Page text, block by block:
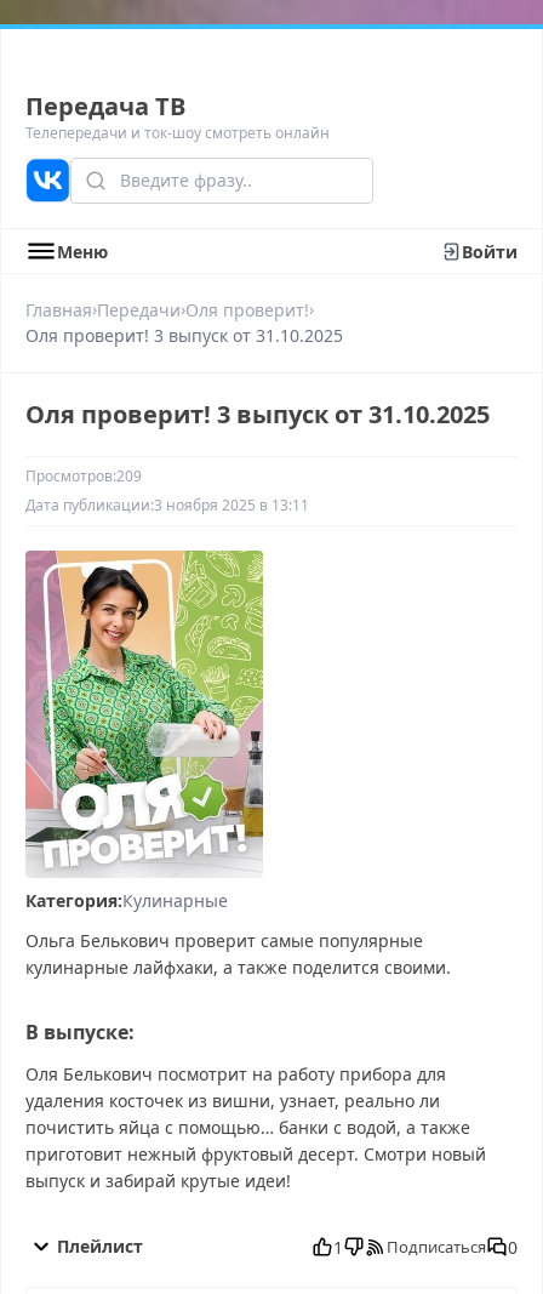
Передача ТВ
Телепередачи и ток-шоу смотреть онлайн
Меню Войти
Главная›Передачи›Оля проверит!›
Оля проверит! 3 выпуск от 31.10.2025
Оля проверит! 3 выпуск от 31.10.2025
Просмотров:209
Дата публикации:3 ноября 2025 в 13:11
Категория:Кулинарные
Ольга Белькович проверит самые популярные
кулинарные лайфхаки, а также поделится своими.
В выпуске:
Оля Белькович посмотрит на работу прибора для
удаления косточек из вишни, узнает, реально ли
почистить яйца с помощью… банки с водой, а также
приготовит нежный фруктовый десерт. Смотри новый
выпуск и забирай крутые идеи!
хорошем, Оля проверит! 3 выпуск от 31.10.2025 смотреть
Плейлист 1 Подписаться 0